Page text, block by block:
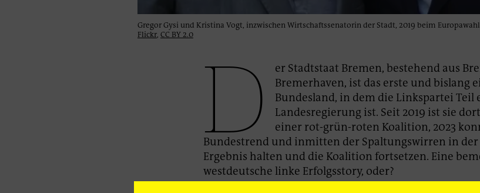
Gregor Gysi und Kristina Vogt, inzwischen Wirtschaftssenatorin der Stadt, 2019 beim
Flickr, CC BY 2.0
D
er Stadtstaat Bremen, bestehend aus
Bremerhaven, ist das erste und bislang
Bundesland, in dem die Linkspartei Teil
Landesregierung ist. Seit 2019 ist sie
einer rot-grün-roten Koalition, 2023
Bundestrend und inmitten der Spaltungswirren in
Ergebnis halten und die Koalition fortsetzen. Eine
westdeutsche linke Erfolgsstory, oder?